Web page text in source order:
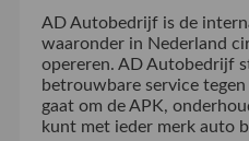
AD Autobedrijf is de
waaronder in Nederland
opereren. AD Autobedrijf
betrouwbare service
gaat om de APK,
kunt met ieder merk auto